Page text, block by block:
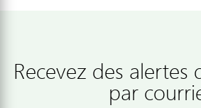
Recevez des alertes
par